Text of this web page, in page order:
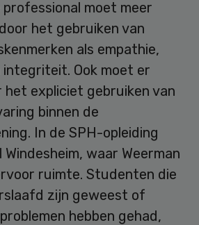
professional moet meer
het gebruiken van
als empathie,
Ook moet er
het expliciet gebruiken van
binnen de
In de SPH-opleiding
waar Weerman
ruimte. Studenten die
zijn geweest of
hebben gehad,